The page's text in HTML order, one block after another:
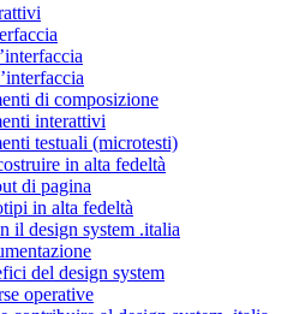
di composizione
interattivi
testuali (microtesti)
in alta fedeltà
di pagina
in alta fedeltà
il design system .italia
del design system
operative